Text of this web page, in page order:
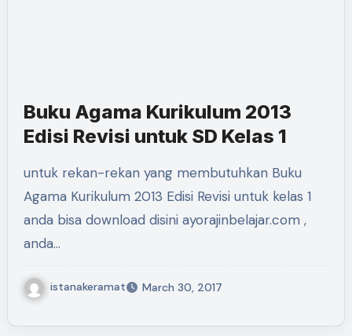
Buku Agama Kurikulum 2013
Edisi Revisi untuk SD Kelas 1
untuk rekan-rekan yang membutuhkan Buku
Agama Kurikulum 2013 Edisi Revisi untuk kelas 1
anda bisa download disini ayorajinbelajar.com ,
anda…
istanakeramat March 30, 2017